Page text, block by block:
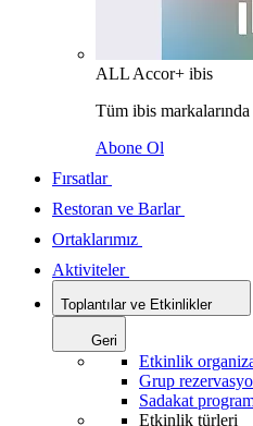
ALL Accor+ ibis
Tüm ibis
Abone Ol
Fırsatlar
Restoran ve Barlar
Ortaklarımız
Aktiviteler
Toplantılar ve Etkinlikler
Geri
Etkinlik
Grup
Sadakat
Etkinlik türleri